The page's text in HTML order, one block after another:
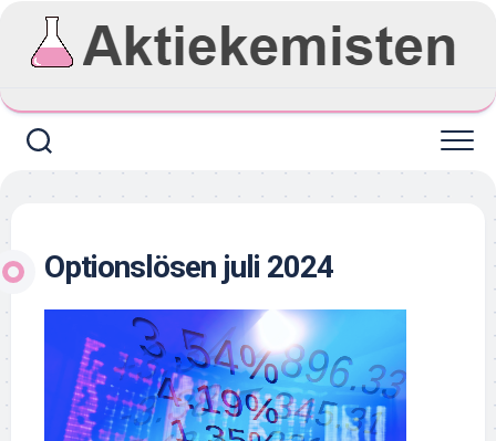
content
Optionslösen juli 2024